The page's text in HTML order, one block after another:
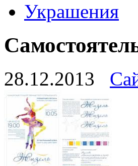
Украшения
28.12.2013